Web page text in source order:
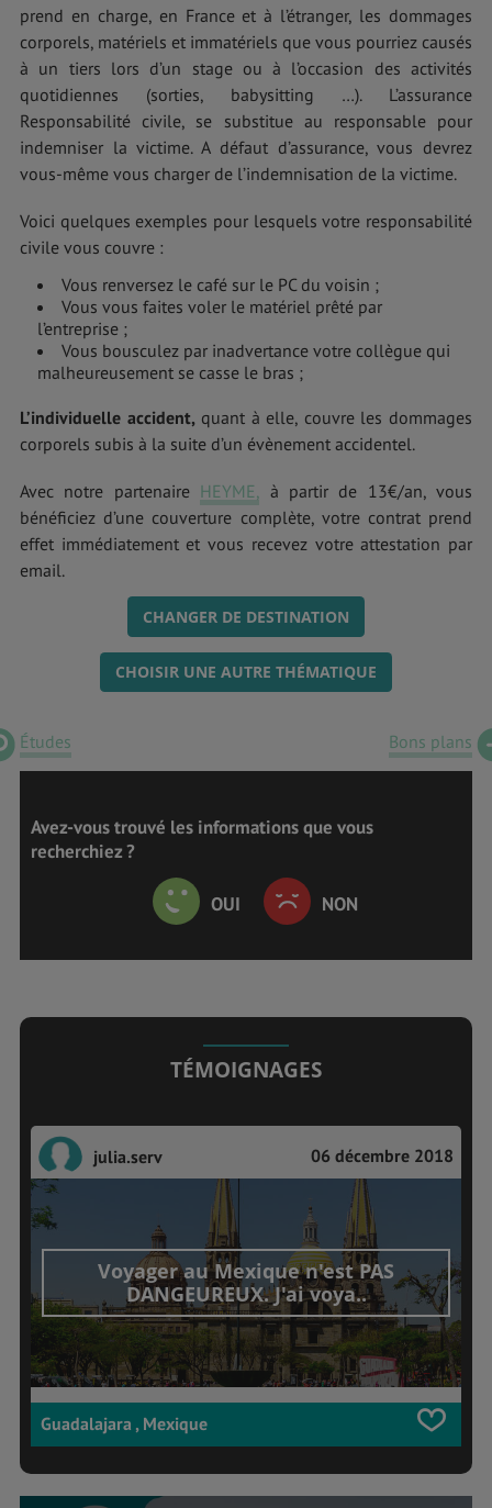
prend en charge, en France et à l’étranger, les dommages
corporels, matériels et immatériels que vous pourriez causés
à un tiers lors d’un stage ou à l’occasion des activités
quotidiennes (sorties, babysitting …). L’assurance
Responsabilité civile, se substitue au responsable pour
indemniser la victime. A défaut d’assurance, vous devrez
vous-même vous charger de l’indemnisation de la victime.
Voici quelques exemples pour lesquels votre responsabilité
civile vous couvre :
Vous renversez le café sur le PC du voisin ;
Vous vous faites voler le matériel prêté par
l’entreprise ;
Vous bousculez par inadvertance votre collègue qui
malheureusement se casse le bras ;
L’individuelle accident,quant à elle, couvre les dommages
corporels subis à la suite d’un évènement accidentel.
Avec notre partenaire HEYME, à partir de 13€/an, vous
bénéficiez d’une couverture complète, votre contrat prend
effet immédiatement et vous recevez votre attestation par
email.
CHANGER DE DESTINATION
CHOISIR UNE AUTRE THÉMATIQUE
Études Bons plans
Avez-vous trouvé les informations que vous
recherchiez ?
OUI NON
TÉMOIGNAGES
julia.serv 06 décembre 2018
Voyager au Mexique n'est PAS
DANGEUREUX. J'ai voya..
Guadalajara , Mexique